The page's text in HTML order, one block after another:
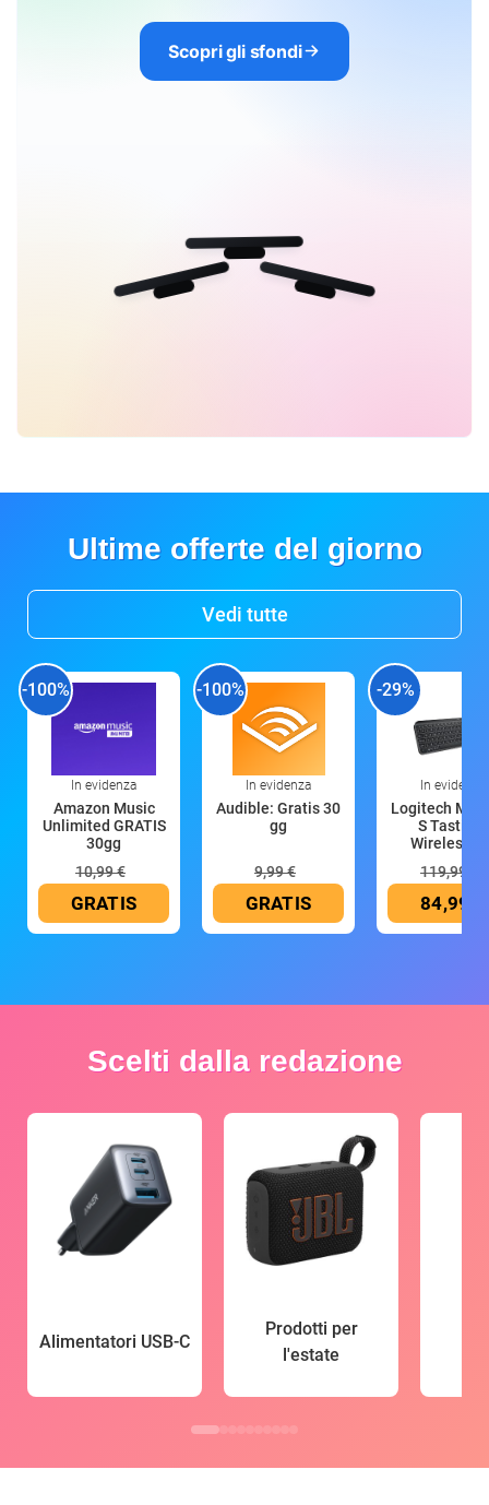
Scopri gli sfondi
Ultime offerte del giorno
Vedi tutte
-100%
In evidenza
Amazon Music
Unlimited GRATIS
30gg
10,99 €
GRATIS
-100%
In evidenza
Audible: Gratis 30
gg
9,99 €
GRATIS
-29%
In evidenza
Logitech MX
S Tastiera
Wireless
119,99 €
84,99 €
Scelti dalla redazione
Alimentatori USB-C
Prodotti per
l'estate